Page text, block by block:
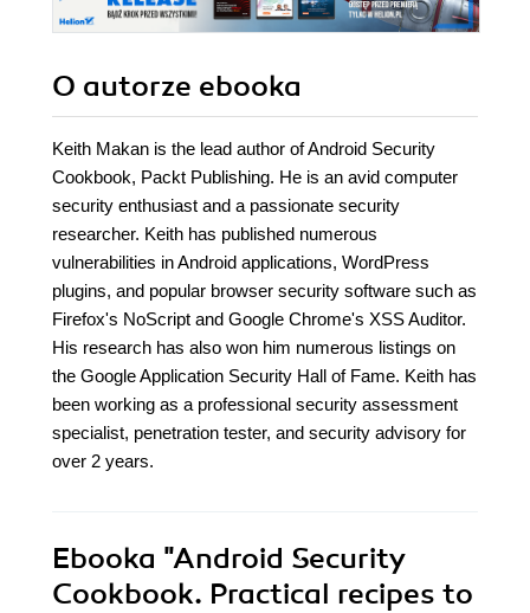
O autorze ebooka
Keith Makan is the lead author of Android Security
Cookbook, Packt Publishing. He is an avid computer
security enthusiast and a passionate security
researcher. Keith has published numerous
vulnerabilities in Android applications, WordPress
plugins, and popular browser security software such as
Firefox's NoScript and Google Chrome's XSS Auditor.
His research has also won him numerous listings on
the Google Application Security Hall of Fame. Keith has
been working as a professional security assessment
specialist, penetration tester, and security advisory for
over 2 years.
Ebooka "Android Security
Cookbook. Practical recipes to